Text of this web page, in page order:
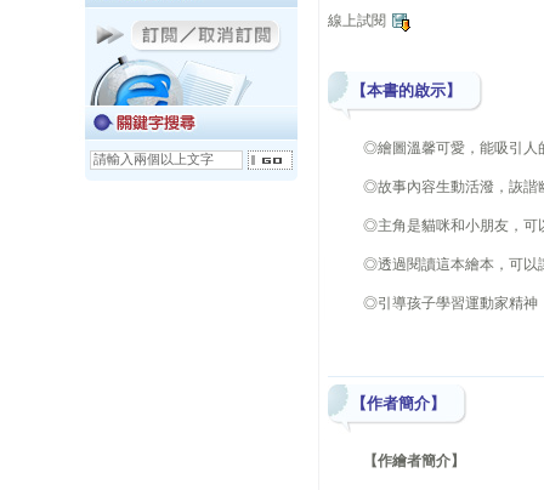
線上試閱
【本書的啟示】
◎繪圖溫馨可愛，能吸引人
◎故事內容生動活潑，詼諧
◎主角是貓咪和小朋友，可
◎透過閱讀這本繪本，可以
◎引導孩子學習運動家精神
【作者簡介】
【作繪者簡介】